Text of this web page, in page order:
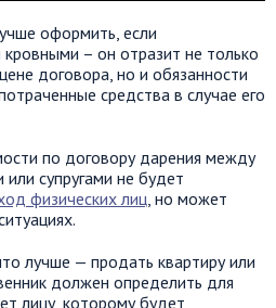
оформить, если
– он отразит не только
договора, но и обязанности
средства в случае его
по договору дарения между
супругами не будет
физических лиц , но может
лучше — продать квартиру или
должен определить для
лицу, которому будет